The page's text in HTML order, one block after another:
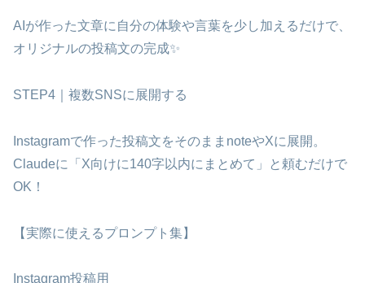
AIが作った文章に自分の体験や言葉を少し加えるだけで、
オリジナルの投稿文の完成✨
STEP4｜複数SNSに展開する
Instagramで作った投稿文をそのままnoteやXに展開。
Claudeに「X向けに140字以内にまとめて」と頼むだけで
OK！
【実際に使えるプロンプト集】
Instagram投稿用